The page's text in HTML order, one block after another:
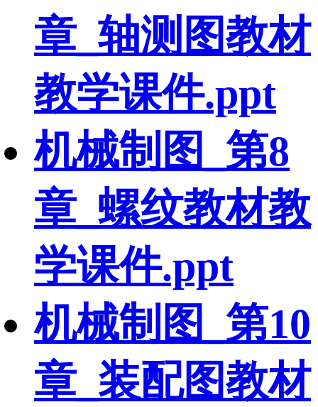
章_轴测图教材
教学课件.ppt
机械制图_第8
章_螺纹教材教
学课件.ppt
机械制图_第10
章_装配图教材